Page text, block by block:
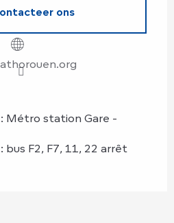
ons
Métro station Gare -
bus F2, F7, 11, 22 arrêt